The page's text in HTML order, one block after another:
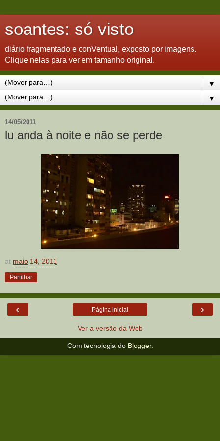
soantes: só visto
diário fragmentado e conVentual, exposto por imagens.
Clique nelas para ver em tamanho original.
▼
▼
14/05/2011
lu anda à noite e não se perde
at maio 14, 2011
Partilhar
‹ ›
Página inicial
Ver a versão da Web
Com tecnologia do Blogger.